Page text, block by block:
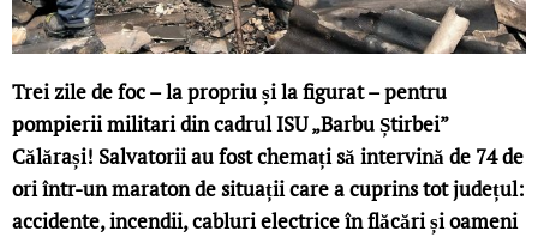
Trei zile de foc – la propriu și la figurat – pentru
pompierii militari din cadrul ISU „Barbu Știrbei”
Călărași! Salvatorii au fost chemați să intervină de 74 de
ori într-un maraton de situații care a cuprins tot județul:
accidente, incendii, cabluri electrice în flăcări și oameni